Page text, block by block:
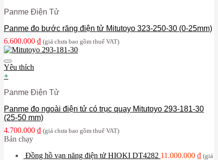
Panme Điện Tử
Panme đo bước răng điện tử Mitutoyo 323-250-30 (0-25mm)
6.600.000 ₫ (giá chưa bao gồm thuế VAT)
Yêu thích
+
Panme Điện Tử
Panme đo ngoài điện tử có trục quay Mitutoyo 293-181-30
(25-50 mm)
4.700.000 ₫ (giá chưa bao gồm thuế VAT)
Bán chạy
Đồng hồ vạn năng điện tử HIOKI DT4282 11.000.000 ₫ (giá